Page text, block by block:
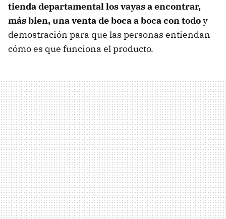
tienda departamental los vayas a encontrar,
más bien, una venta de boca a boca con todoy
demostración para que las personas entiendan
cómo es que funciona el producto.